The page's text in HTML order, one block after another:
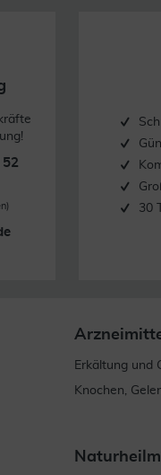
30
Erkältung und
Knochen,